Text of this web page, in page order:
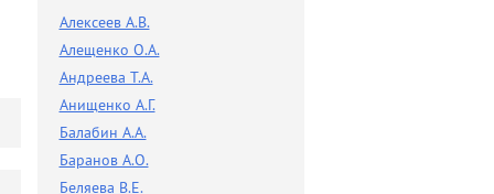
Конференции и семинары
Заседания ученого совета
Заседания диссоветов
Экспертное мнение
Алексеев А.В.
Алещенко О.А.
Андреева Т.А.
Анищенко А.Г.
Балабин А.А.
Баранов А.О.
Беляева В.Е.